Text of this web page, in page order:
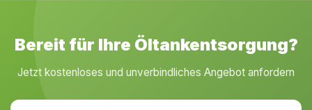
Bereit für Ihre Öltankentsorgung?
Jetzt kostenloses und unverbindliches Angebot anfordern